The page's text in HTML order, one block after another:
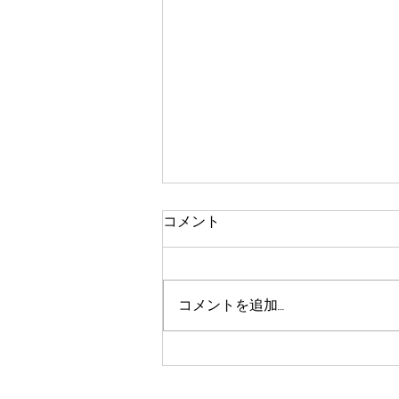
7月15日練習の様子
コメント
コメントを追加…